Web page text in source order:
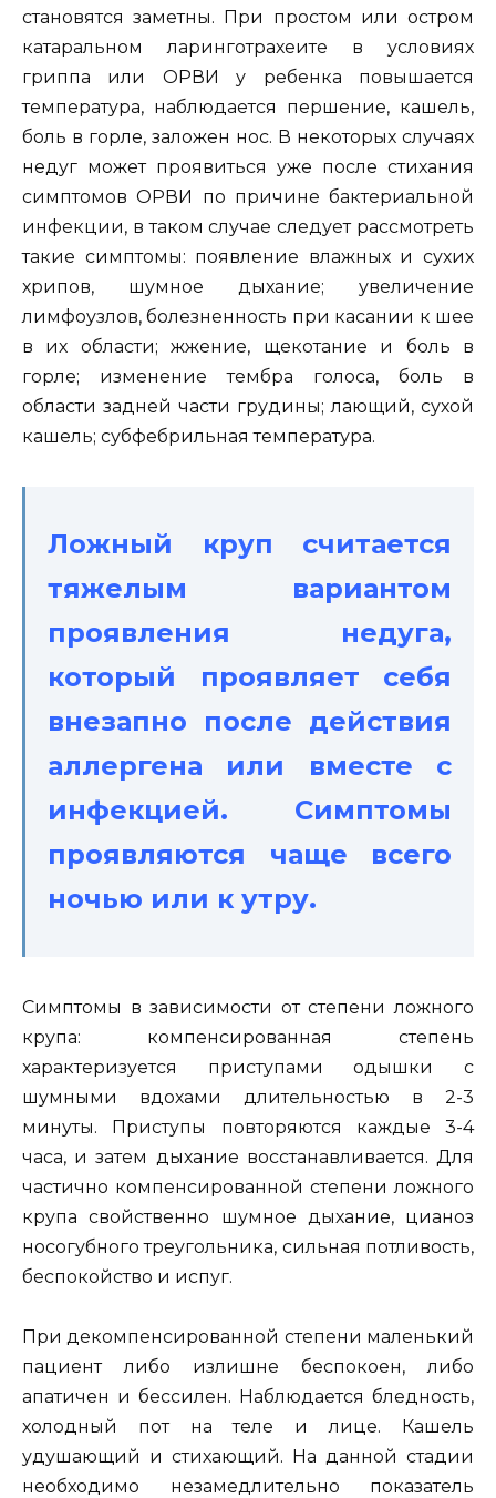
становятся заметны. При простом или остром
катаральном ларинготрахеите в условиях
гриппа или ОРВИ у ребенка повышается
температура, наблюдается першение, кашель,
боль в горле, заложен нос. В некоторых случаях
недуг может проявиться уже после стихания
симптомов ОРВИ по причине бактериальной
инфекции, в таком случае следует рассмотреть
такие симптомы: появление влажных и сухих
хрипов, шумное дыхание; увеличение
лимфоузлов, болезненность при касании к шее
в их области; жжение, щекотание и боль в
горле; изменение тембра голоса, боль в
области задней части грудины; лающий, сухой
кашель; субфебрильная температура.
Ложный круп считается
тяжелым вариантом
проявления недуга,
который проявляет себя
внезапно после действия
аллергена или вместе с
инфекцией. Симптомы
проявляются чаще всего
ночью или к утру.
Симптомы в зависимости от степени ложного
крупа: компенсированная степень
характеризуется приступами одышки с
шумными вдохами длительностью в 2-3
минуты. Приступы повторяются каждые 3-4
часа, и затем дыхание восстанавливается. Для
частично компенсированной степени ложного
крупа свойственно шумное дыхание, цианоз
носогубного треугольника, сильная потливость,
беспокойство и испуг.
При декомпенсированной степени маленький
пациент либо излишне беспокоен, либо
апатичен и бессилен. Наблюдается бледность,
холодный пот на теле и лице. Кашель
удушающий и стихающий. На данной стадии
необходимо незамедлительно показатель